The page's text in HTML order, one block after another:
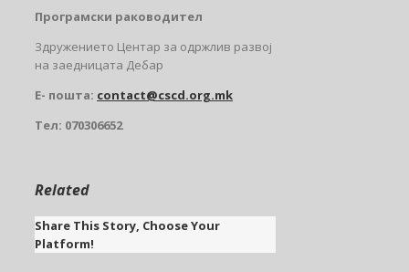
Програмски раководител
Здружението Центар за одржлив развој
на заедницата Дебар
E- пошта: contact@cscd.org.mk
Тел: 070306652
Related
Share This Story, Choose Your
Platform!